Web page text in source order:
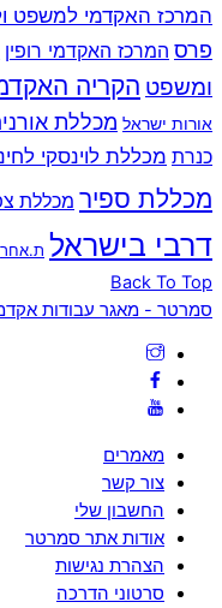
המרכז האקדמי למשפט
פרס המרכז האקדמי רופין
ומשפט הקריה
אורות ישראל מכללת
כנרת מכללת לוינסקי
מכללת ספיר מכללת
דרבי בישראל ת.אחר
Back To Top
סמרטר - מאגר עבודות
מאמרים
צור קשר
החשבון שלי
אודות אתר סמרטר
הצהרת נגישות
סרטוני הדרכה